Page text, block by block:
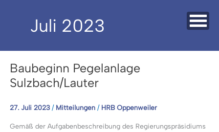
Juli 2023
Baubeginn Pegelanlage
Sulzbach/Lauter
27. Juli 2023 / Mitteilungen / HRB Oppenweiler
Gemäß der Aufgabenbeschreibung des Regierungspräsidiums